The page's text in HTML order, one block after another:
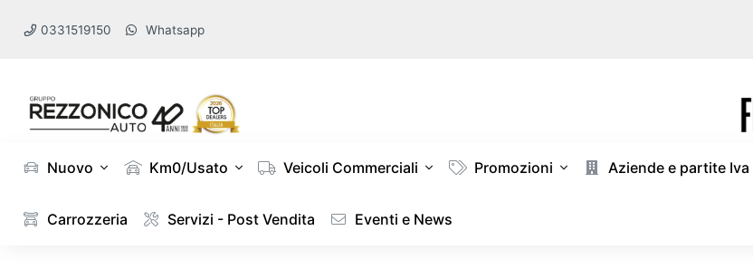
0331519150 Whatsapp
Nuovo Km0/Usato Veicoli Commerciali Promozioni Aziende e partite Iva
Carrozzeria Servizi - Post Vendita Eventi e News